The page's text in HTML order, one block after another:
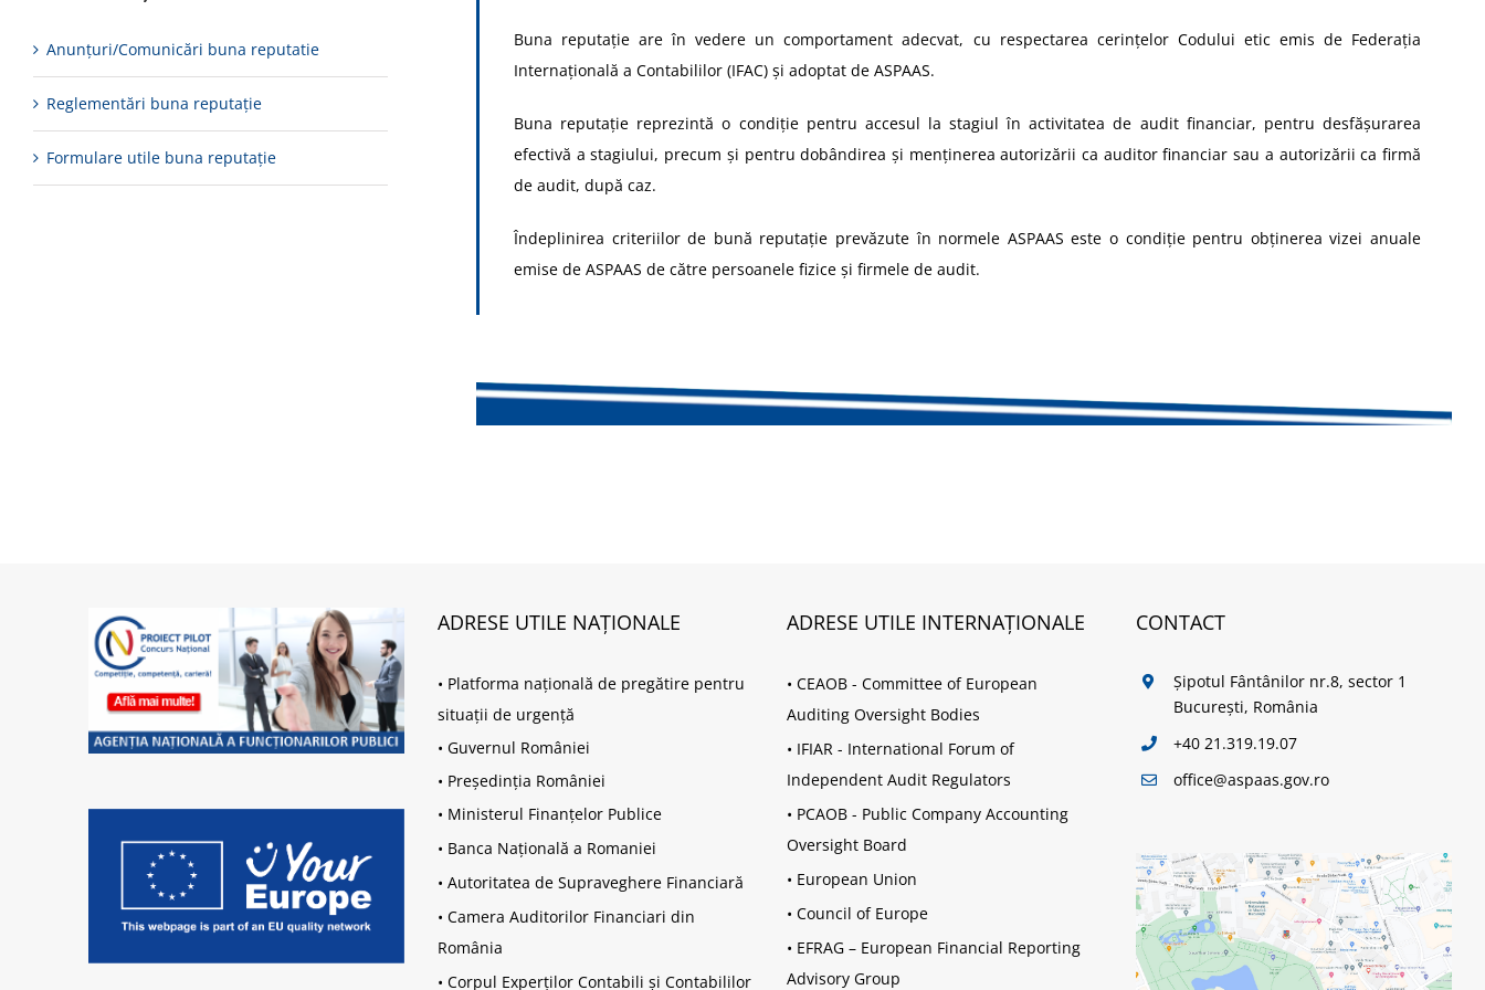
Buna reputaţie are în vedere un comportament adecvat, cu respectarea cerinţelor Codului etic emis de Federaţia
Internaţională a Contabililor (IFAC) şi adoptat de ASPAAS.
Buna reputaţie reprezintă o condiţie pentru accesul la stagiul în activitatea de audit financiar, pentru desfășurarea
efectivă a stagiului, precum și pentru dobândirea și menținerea autorizării ca auditor financiar sau a autorizării ca firmă
de audit, după caz.
Îndeplinirea criteriilor de bună reputație prevăzute în normele ASPAAS este o condiție pentru obținerea vizei anuale
emise de ASPAAS de către persoanele fizice și firmele de audit.
Anunțuri/Comunicări buna reputatie
Reglementări buna reputaţie
Formulare utile buna reputaţie
ADRESE UTILE NAȚIONALE
• Platforma națională de pregătire pentru
situații de urgență
• Guvernul României
• Președinția României
• Ministerul Finanțelor Publice
• Banca Națională a Romaniei
• Autoritatea de Supraveghere Financiară
• Camera Auditorilor Financiari din
România
• Corpul Experților Contabili și Contabililor
ADRESE UTILE INTERNAȚIONALE
• CEAOB - Committee of European
Auditing Oversight Bodies
• IFIAR - International Forum of
Independent Audit Regulators
• PCAOB - Public Company Accounting
Oversight Board
• European Union
• Council of Europe
• EFRAG – European Financial Reporting
Advisory Group
CONTACT
Șipotul Fântânilor nr.8, sector 1
București, România
+40 21.319.19.07
office@aspaas.gov.ro